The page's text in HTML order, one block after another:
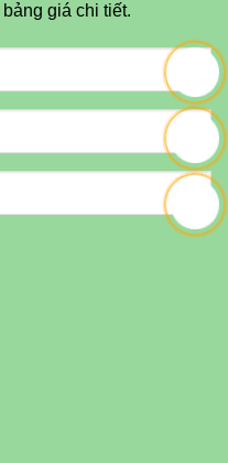
giá chi tiết.